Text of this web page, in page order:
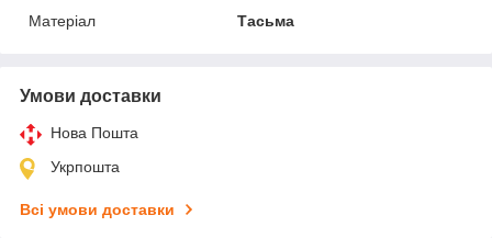
Матеріал
Тасьма
Умови доставки
Нова Пошта
Укрпошта
Всі умови доставки